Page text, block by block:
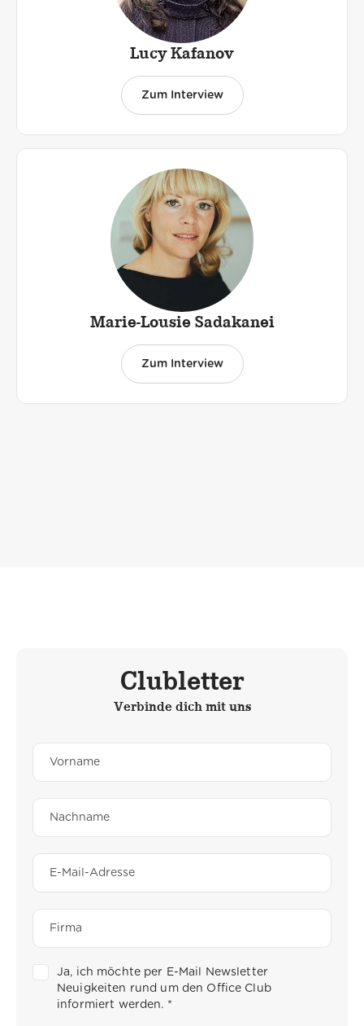
Lucy Kafanov
Zum Interview
Marie-Lousie Sadakanei
Zum Interview
Clubletter
Verbinde dich mit uns
Ja, ich möchte per E-Mail Newsletter
Neuigkeiten rund um den Office Club
informiert werden. *